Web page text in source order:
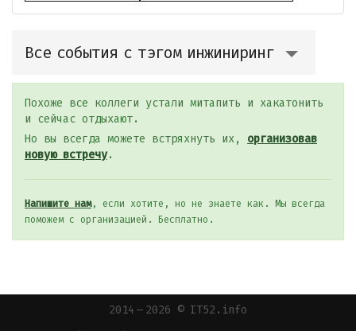
Все события с тэгом инжиниринг
Похоже все коллеги устали митапить и хакатонить
и сейчас отдыхают.
Но вы всегда можете встряхнуть их, организовав
новую встречу.
Напишите нам, если хотите, но не знаете как. Мы всегда
поможем с организацией. Бесплатно.
2014 — 2026 © IT52.info